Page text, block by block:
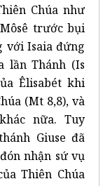
Chúa như
trước bụi
với Isaia đứng
lần Thánh (Is
Êlisabét khi
(Mt 8,8), và
nữa. Tuy
Giuse đã
nhận sứ vụ
Thiên Chúa